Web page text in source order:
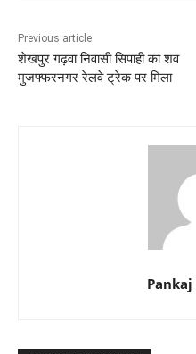
Previous article
शेखपुर गढ़वा निवासी सिपाही का शव
मुजफ्फरनगर रेलवे ट्रेक पर मिला
Pankaj